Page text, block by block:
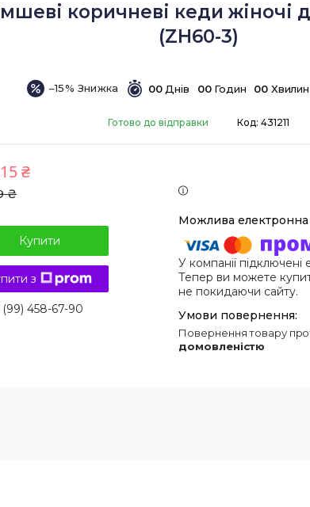
коричневі кеди жіночі
(ZH60-3)
–15% 00 Днів 00 Годин 00 Хвилин
Готово до відправки Код: 431211
₴
₴
Купити
з
458-67-90
У компанії підключені
Тепер ви можете
не покидаючи сайту.
повернення товару
домовленістю